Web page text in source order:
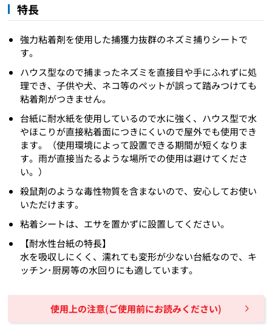
特長
強力粘着剤を使用した捕獲力抜群のネズミ捕りシートで
す。
ハウス型なので捕まったネズミを直接目や手にふれずに処
理でき、子供や犬、ネコ等のペットが誤って踏みつけても
粘着剤がつきません。
台紙に耐水紙を使用しているので水に強く、ハウス型で水
やほこりが直接粘着面につきにくいので屋外でも使用でき
ます。（使用環境によって設置できる期間が短くなりま
す。雨が直接当たるような場所での使用は避けてくださ
い。）
殺鼠剤のような毒性物質を含まないので、安心してお使い
いただけます。
粘着シートは、エサを置かずに設置してください。
【耐水性台紙の特長】
水を吸収しにくく、濡れても変形が少ない台紙なので、キ
ッチン･厨房等の水回りにも適しています。
使用上の注意(ご使用前にお読みください)